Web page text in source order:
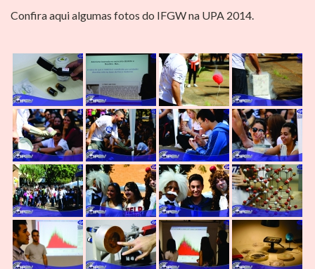
Confira aqui algumas fotos do IFGW na UPA 2014.